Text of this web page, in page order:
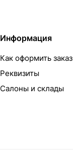
Информация
Как оформить заказ
Реквизиты
Салоны и склады